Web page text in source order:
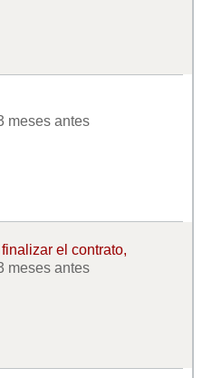
meses antes
el contrato,
meses antes